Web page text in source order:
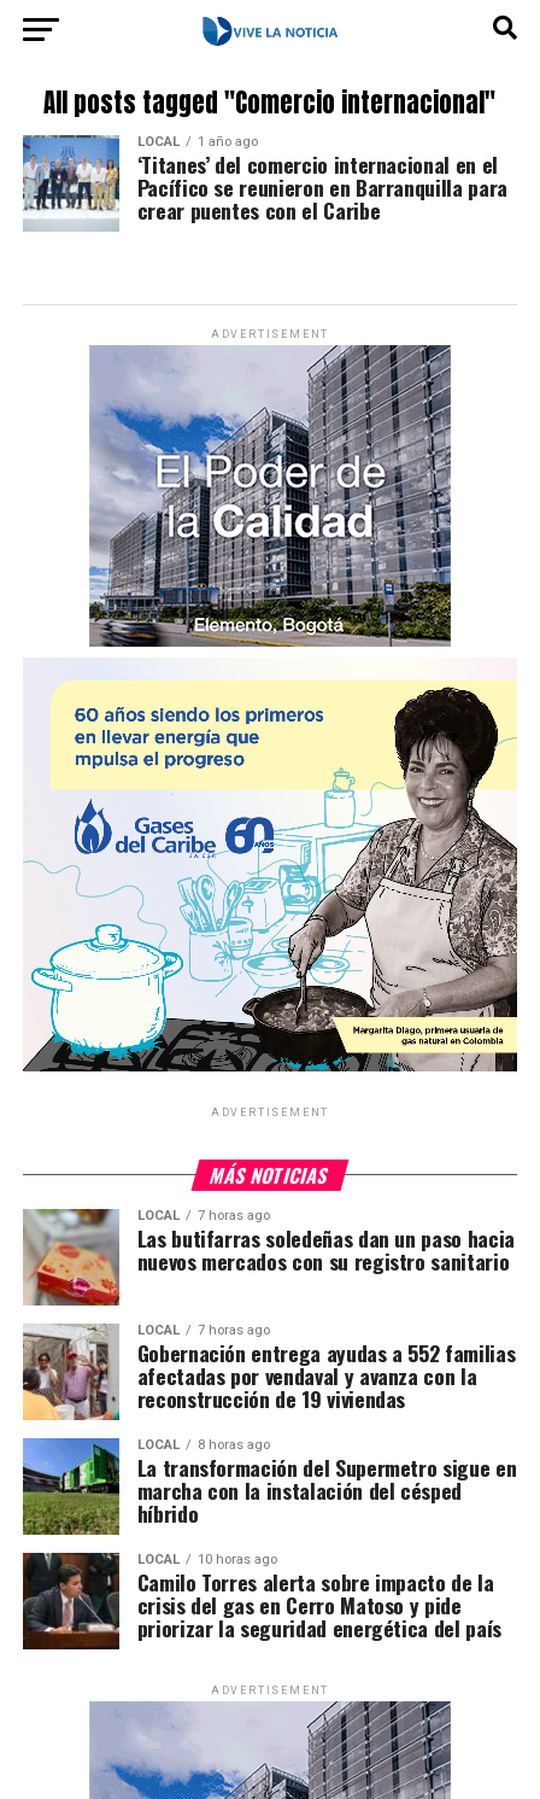
All posts tagged "Comercio internacional"
LOCAL 1 año ago
‘Titanes’ del comercio internacional en el
Pacífico se reunieron en Barranquilla para
crear puentes con el Caribe
ADVERTISEMENT
ADVERTISEMENT
MÁS NOTICIAS
LOCAL 7 horas ago
Las butifarras soledeñas dan un paso hacia
nuevos mercados con su registro sanitario
LOCAL 7 horas ago
Gobernación entrega ayudas a 552 familias
afectadas por vendaval y avanza con la
reconstrucción de 19 viviendas
LOCAL 8 horas ago
La transformación del Supermetro sigue en
marcha con la instalación del césped
híbrido
LOCAL 10 horas ago
Camilo Torres alerta sobre impacto de la
crisis del gas en Cerro Matoso y pide
priorizar la seguridad energética del país
ADVERTISEMENT